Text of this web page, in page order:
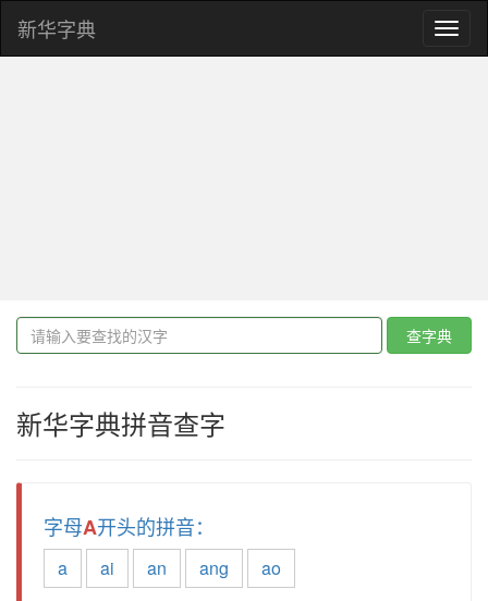
新华字典
查字典
新华字典拼音查字
字母A开头的拼音：
a ai an ang ao